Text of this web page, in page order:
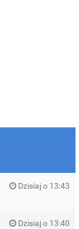
Dzisiaj o 13:43
Dzisiaj o 13:40